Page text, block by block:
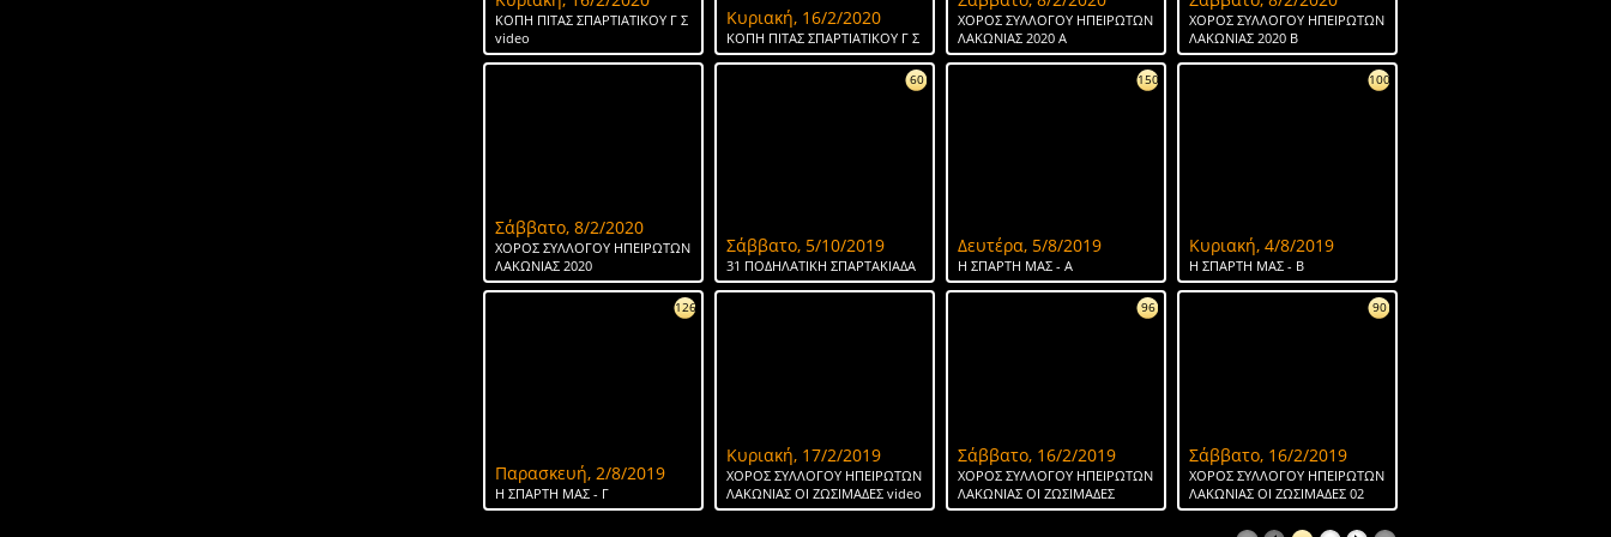
ΚΟΠΗ ΠΙΤΑΣ ΣΠΑΡΤΙΑΤΙΚΟΥ Γ Σ
video
Κυριακή, 16/2/2020
ΚΟΠΗ ΠΙΤΑΣ ΣΠΑΡΤΙΑΤΙΚΟΥ Γ Σ
ΧΟΡΟΣ ΣΥΛΛΟΓΟΥ ΗΠΕΙΡΩΤΩΝ
ΛΑΚΩΝΙΑΣ 2020 Α
ΧΟΡΟΣ ΣΥΛΛΟΓΟΥ ΗΠΕΙΡΩΤΩΝ
ΛΑΚΩΝΙΑΣ 2020 Β
Σάββατο, 8/2/2020
ΧΟΡΟΣ ΣΥΛΛΟΓΟΥ ΗΠΕΙΡΩΤΩΝ
ΛΑΚΩΝΙΑΣ 2020
60
Σάββατο, 5/10/2019
31 ΠΟΔΗΛΑΤΙΚΗ ΣΠΑΡΤΑΚΙΑΔΑ
150
Δευτέρα, 5/8/2019
H ΣΠΑΡΤΗ ΜΑΣ - Α
100
Κυριακή, 4/8/2019
H ΣΠΑΡΤΗ ΜΑΣ - Β
126
Παρασκευή, 2/8/2019
H ΣΠΑΡΤΗ ΜΑΣ - Γ
Κυριακή, 17/2/2019
ΧΟΡΟΣ ΣΥΛΛΟΓΟΥ ΗΠΕΙΡΩΤΩΝ
ΛΑΚΩΝΙΑΣ ΟΙ ΖΩΣΙΜΑΔΕΣ video
96
Σάββατο, 16/2/2019
ΧΟΡΟΣ ΣΥΛΛΟΓΟΥ ΗΠΕΙΡΩΤΩΝ
ΛΑΚΩΝΙΑΣ ΟΙ ΖΩΣΙΜΑΔΕΣ
90
Σάββατο, 16/2/2019
ΧΟΡΟΣ ΣΥΛΛΟΓΟΥ ΗΠΕΙΡΩΤΩΝ
ΛΑΚΩΝΙΑΣ ΟΙ ΖΩΣΙΜΑΔΕΣ 02